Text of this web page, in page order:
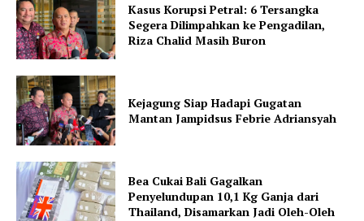
Kasus Korupsi Petral: 6 Tersangka
Segera Dilimpahkan ke Pengadilan,
Riza Chalid Masih Buron
Kejagung Siap Hadapi Gugatan
Mantan Jampidsus Febrie Adriansyah
Bea Cukai Bali Gagalkan
Penyelundupan 10,1 Kg Ganja dari
Thailand, Disamarkan Jadi Oleh-Oleh